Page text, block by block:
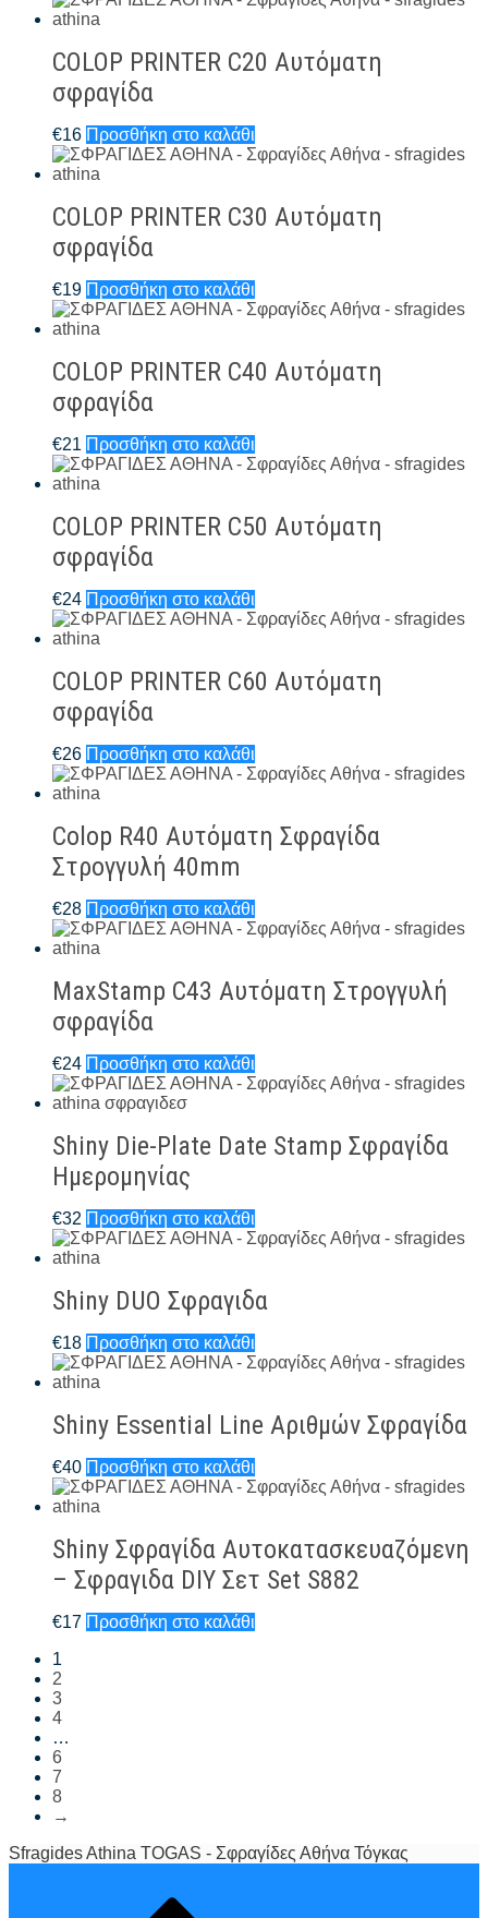
COLOP PRINTER C20 Αυτόματη
σφραγίδα
€16 Προσθήκη στο καλάθι
COLOP PRINTER C30 Αυτόματη
σφραγίδα
€19 Προσθήκη στο καλάθι
COLOP PRINTER C40 Αυτόματη
σφραγίδα
€21 Προσθήκη στο καλάθι
COLOP PRINTER C50 Αυτόματη
σφραγίδα
€24 Προσθήκη στο καλάθι
COLOP PRINTER C60 Αυτόματη
σφραγίδα
€26 Προσθήκη στο καλάθι
Colop R40 Αυτόματη Σφραγίδα
Στρογγυλή 40mm
€28 Προσθήκη στο καλάθι
MaxStamp C43 Αυτόματη Στρογγυλή
σφραγίδα
€24 Προσθήκη στο καλάθι
Shiny Die-Plate Date Stamp Σφραγίδα
Ημερομηνίας
€32 Προσθήκη στο καλάθι
Shiny DUO Σφραγιδα
€18 Προσθήκη στο καλάθι
Shiny Essential Line Αριθμών Σφραγίδα
€40 Προσθήκη στο καλάθι
Shiny Σφραγίδα Αυτοκατασκευαζόμενη
– Σφραγιδα DIY Σετ Set S882
€17 Προσθήκη στο καλάθι
1
2
3
4
…
6
7
8
→
Sfragides Athina TOGAS - Σφραγίδες Αθήνα Τόγκας